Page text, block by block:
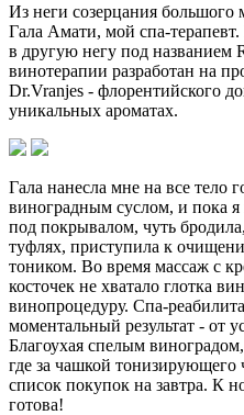
Из неги созерцания большого
Гала Амати, мой спа-
в другую негу под названием
винотерапии разработан на
Dr.Vranjes - флорентийского
уникальных ароматах.
Гала нанесла мне на все тело
виноградным суслом, и пока
под покрывалом, чуть
туфлях, приступила к
тоником. Во время массаж с
косточек не хватало глотка
винопроцедуру. Спа-
моментальный результат - от
Благоухая спелым
где за чашкой тонизирующего
список покупок на завтра. К
готова!